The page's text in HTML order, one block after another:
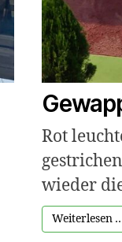
Rot
wieder
Weiterlesen